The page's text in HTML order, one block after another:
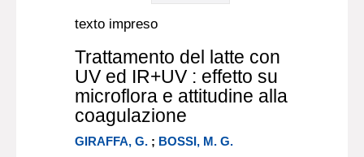
texto impreso
Trattamento del latte con
UV ed IR+UV : effetto su
microflora e attitudine alla
coagulazione
GIRAFFA, G. ; BOSSI, M. G.